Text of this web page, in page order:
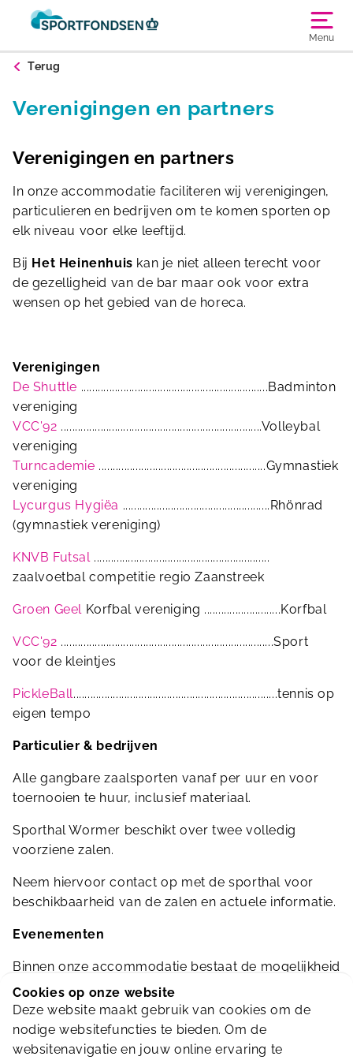
Menu
Terug
Verenigingen en partners
Verenigingen en partners
In onze accommodatie faciliteren wij verenigingen,
particulieren en bedrijven om te komen sporten op
elk niveau voor elke leeftijd.
Bij Het Heinenhuis kan je niet alleen terecht voor
de gezelligheid van de bar maar ook voor extra
wensen op het gebied van de horeca.
Verenigingen
De Shuttle ..................................................................Badminton
vereniging
VCC'92 .......................................................................Volleybal
vereniging
Turncademie ...........................................................Gymnastiek
vereniging
Lycurgus Hygiëa ....................................................Rhönrad
(gymnastiek vereniging)
KNVB Futsal..............................................................
zaalvoetbal competitie regio Zaanstreek
Groen Geel Korfbal vereniging ...........................Korfbal
VCC'92 ...........................................................................Sport
voor de kleintjes
PickleBall........................................................................tennis op
eigen tempo
Particulier & bedrijven
Alle gangbare zaalsporten vanaf per uur en voor
toernooien te huur, inclusief materiaal.
Sporthal Wormer beschikt over twee volledig
voorziene zalen.
Neem hiervoor contact op met de sporthal voor
beschikbaarheid van de zalen en actuele informatie.
Evenementen
Binnen onze accommodatie bestaat de mogelijkheid
om onder voorwaarden evenementen te
organiseren zoals beurzen, presentaties, optredens
en festivals etc.
Cookies op onze website
Deze website maakt gebruik van cookies om de
nodige websitefuncties te bieden. Om de
websitenavigatie en jouw online ervaring te